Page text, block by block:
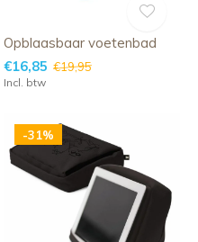
Opblaasbaar voetenbad
€16,85 €19,95
Incl. btw
-31%